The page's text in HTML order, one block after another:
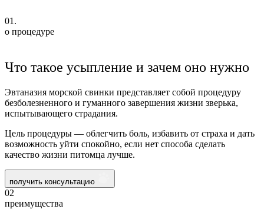
01.
о процедуре
Что такое усыпление и зачем оно нужно
Эвтаназия морской свинки представляет собой процедуру
безболезненного и гуманного завершения жизни зверька,
испытывающего страдания.
Цель процедуры — облегчить боль, избавить от страха и дать
возможность уйти спокойно, если нет способа сделать
качество жизни питомца лучше.
получить консультацию
02
преимущества